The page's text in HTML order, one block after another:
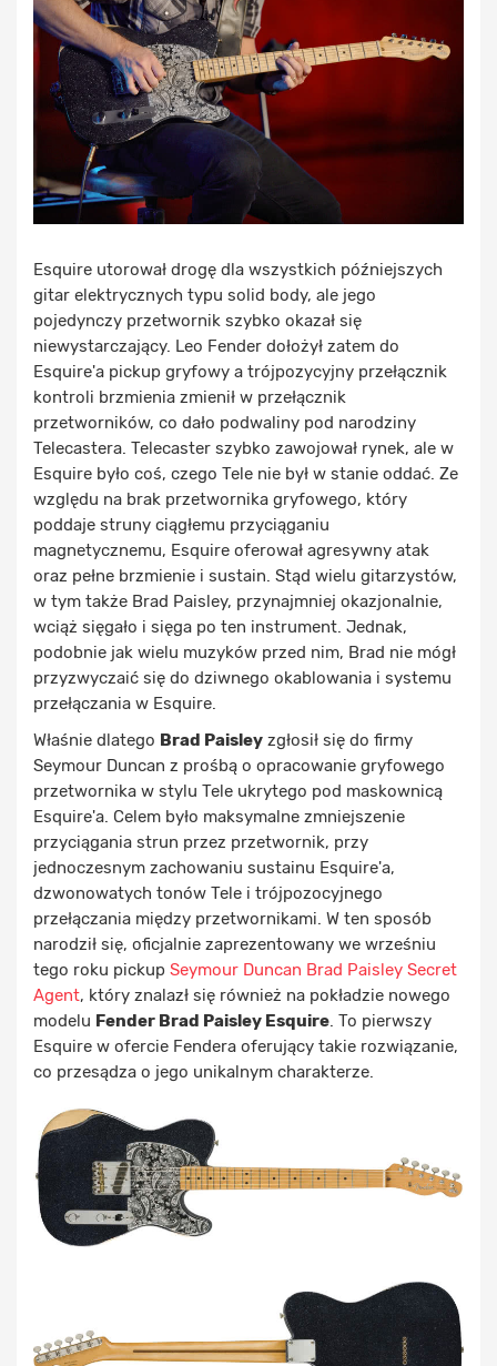
Esquire utorował drogę dla wszystkich późniejszych
gitar elektrycznych typu solid body, ale jego
pojedynczy przetwornik szybko okazał się
niewystarczający. Leo Fender dołożył zatem do
Esquire'a pickup gryfowy a trójpozycyjny przełącznik
kontroli brzmienia zmienił w przełącznik
przetworników, co dało podwaliny pod narodziny
Telecastera. Telecaster szybko zawojował rynek, ale w
Esquire było coś, czego Tele nie był w stanie oddać. Ze
względu na brak przetwornika gryfowego, który
poddaje struny ciągłemu przyciąganiu
magnetycznemu, Esquire oferował agresywny atak
oraz pełne brzmienie i sustain. Stąd wielu gitarzystów,
w tym także Brad Paisley, przynajmniej okazjonalnie,
wciąż sięgało i sięga po ten instrument. Jednak,
podobnie jak wielu muzyków przed nim, Brad nie mógł
przyzwyczaić się do dziwnego okablowania i systemu
przełączania w Esquire.
Właśnie dlatego Brad Paisley zgłosił się do firmy
Seymour Duncan z prośbą o opracowanie gryfowego
przetwornika w stylu Tele ukrytego pod maskownicą
Esquire'a. Celem było maksymalne zmniejszenie
przyciągania strun przez przetwornik, przy
jednoczesnym zachowaniu sustainu Esquire'a,
dzwonowatych tonów Tele i trójpozocyjnego
przełączania między przetwornikami. W ten sposób
narodził się, oficjalnie zaprezentowany we wrześniu
tego roku pickup Seymour Duncan Brad Paisley Secret
Agent, który znalazł się również na pokładzie nowego
modelu Fender Brad Paisley Esquire. To pierwszy
Esquire w ofercie Fendera oferujący takie rozwiązanie,
co przesądza o jego unikalnym charakterze.